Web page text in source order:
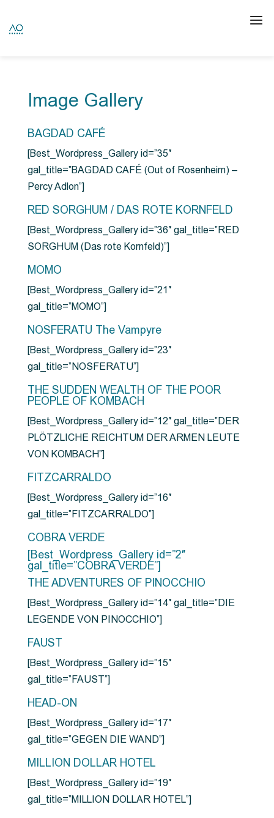
Image Gallery
BAGDAD CAFÉ
[Best_Wordpress_Gallery id=”35″
gal_title=”BAGDAD CAFÉ (Out of Rosenheim) –
Percy Adlon”]
RED SORGHUM / DAS ROTE KORNFELD
[Best_Wordpress_Gallery id=”36″ gal_title=”RED
SORGHUM (Das rote Kornfeld)”]
MOMO
[Best_Wordpress_Gallery id=”21″
gal_title=”MOMO”]
NOSFERATU The Vampyre
[Best_Wordpress_Gallery id=”23″
gal_title=”NOSFERATU”]
THE SUDDEN WEALTH OF THE POOR
PEOPLE OF KOMBACH
[Best_Wordpress_Gallery id=”12″ gal_title=”DER
PLÖTZLICHE REICHTUM DER ARMEN LEUTE
VON KOMBACH”]
FITZCARRALDO
[Best_Wordpress_Gallery id=”16″
gal_title=”FITZCARRALDO”]
COBRA VERDE
[Best_Wordpress_Gallery id=”2″
gal_title=”COBRA VERDE”]
THE ADVENTURES OF PINOCCHIO
[Best_Wordpress_Gallery id=”14″ gal_title=”DIE
LEGENDE VON PINOCCHIO”]
FAUST
[Best_Wordpress_Gallery id=”15″
gal_title=”FAUST”]
HEAD-ON
[Best_Wordpress_Gallery id=”17″
gal_title=”GEGEN DIE WAND”]
MILLION DOLLAR HOTEL
[Best_Wordpress_Gallery id=”19″
gal_title=”MILLION DOLLAR HOTEL”]